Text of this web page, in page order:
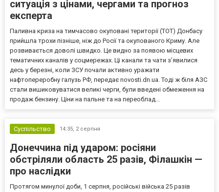
ситуація з цінами, чергами та прогноз
експерта
Паливна криза на тимчасово окуповані території (ТОТ) Донбасу
прийшла трохи пізніше, ніж до Росії та окупованого Криму. Але
розвивається доволі швидко. Це видно за появою місцевих
тематичних каналів у соцмережах. Ці канали та чати з’явилися
десь у березні, коли ЗСУ почали активно уражати
нафтопереробну галузь РФ, передає novosti.dn.ua. Тоді ж біля АЗС
стали вишиковуватися великі черги, були введені обмеження на
продаж бензину. Ціни на пальне та на переоблад...
Суспільство 14:35, 2 серпня
Донеччина під ударом: росіяни
обстріляли область 25 разів, Філашкін —
про наслідки
Протягом минулої доби, 1 серпня, російські війська 25 разів